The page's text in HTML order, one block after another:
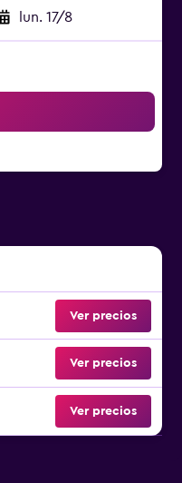
lun. 17/8
Ver precios
Ver precios
Ver precios